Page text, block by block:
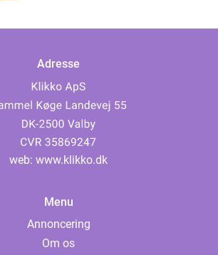
Adresse
web: www.klikko.dk
Menu
Annoncering
Om os